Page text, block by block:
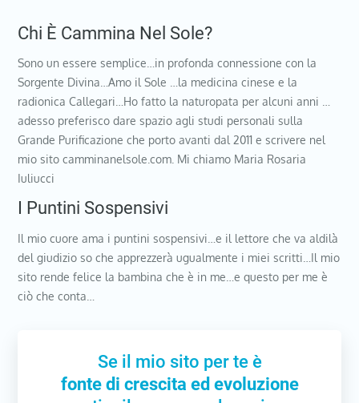
Chi È Cammina Nel Sole?
Sono un essere semplice…in profonda connessione con la
Sorgente Divina…Amo il Sole …la medicina cinese e la
radionica Callegari…Ho fatto la naturopata per alcuni anni …
adesso preferisco dare spazio agli studi personali sulla
Grande Purificazione che porto avanti dal 2011 e scrivere nel
mio sito camminanelsole.com. Mi chiamo Maria Rosaria
Iuliucci
I Puntini Sospensivi
Il mio cuore ama i puntini sospensivi…e il lettore che va aldilà
del giudizio so che apprezzerà ugualmente i miei scritti…Il mio
sito rende felice la bambina che è in me…e questo per me è
ciò che conta…
Se il mio sito per te è
fonte di crescita ed evoluzione